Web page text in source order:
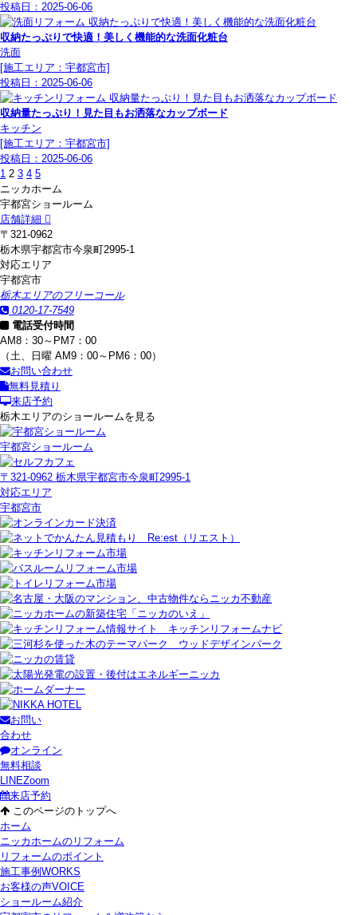
投稿日： 2025-06-06
収納たっぷりで快適！美しく機能的な洗面化粧台
洗面
[施工エリア：宇都宮市]
投稿日： 2025-06-06
収納量たっぷり！見た目もお洒落なカップボード
キッチン
[施工エリア：宇都宮市]
投稿日： 2025-06-06
1 2 3 4 5
ニッカホーム
宇都宮ショールーム
店舗詳細
〒321-0962
栃木県宇都宮市今泉町2995-1
対応エリア
宇都宮市
栃木エリアのフリーコール
0120-17-7549
電話受付時間
AM8：30～PM7：00
（土、日曜 AM9：00～PM6：00）
お問い合わせ
無料見積り
来店予約
栃木エリアのショールームを見る
宇都宮ショールーム
〒321-0962 栃木県宇都宮市今泉町2995-1
対応エリア
宇都宮市
お問い
合わせ
オンライン
無料相談
LINEZoom
来店予約
このページのトップへ
ホーム
ニッカホームのリフォーム
リフォームのポイント
施工事例 WORKS
お客様の声VOICE
ショールーム紹介